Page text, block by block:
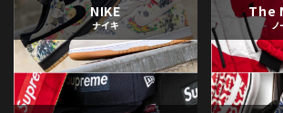
NIKE
ナイキ
The